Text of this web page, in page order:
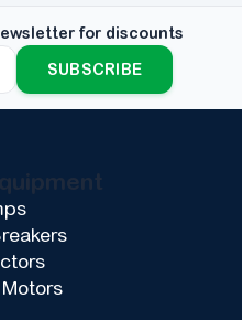
for discounts
SUBSCRIBE